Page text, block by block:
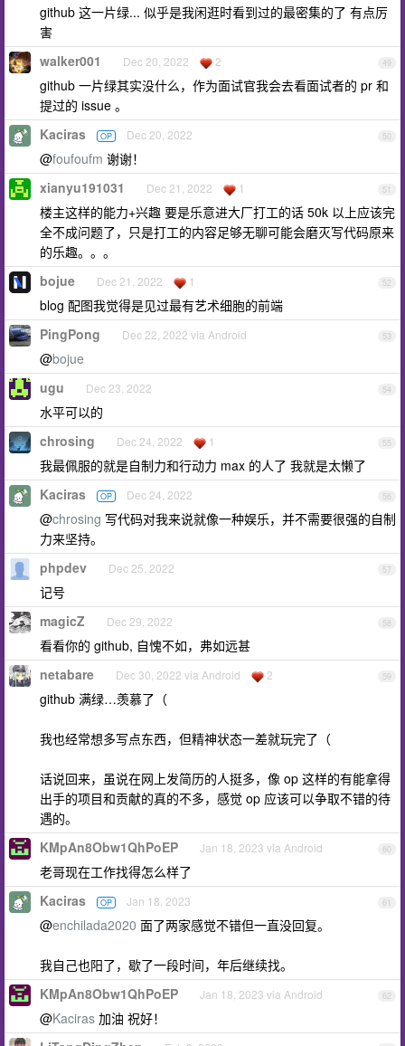
github 这一片绿... 似乎是我闲逛时看到过的最密集的了 有点厉
害
49
walker001 Dec 20, 2022 2
github 一片绿其实没什么，作为面试官我会去看面试者的 pr 和
提过的 issue 。
50
Kaciras OP Dec 20, 2022
@foufoufm 谢谢！
51
xianyu191031 Dec 21, 2022 1
楼主这样的能力+兴趣 要是乐意进大厂打工的话 50k 以上应该完
全不成问题了，只是打工的内容足够无聊可能会磨灭写代码原来
的乐趣。。。
52
bojue Dec 21, 2022 1
blog 配图我觉得是见过最有艺术细胞的前端
53
PingPong Dec 22, 2022 via Android
@bojue
54
ugu Dec 23, 2022
水平可以的
55
chrosing Dec 24, 2022 1
我最佩服的就是自制力和行动力 max 的人了 我就是太懒了
56
Kaciras OP Dec 24, 2022
@chrosing 写代码对我来说就像一种娱乐，并不需要很强的自制
力来坚持。
57
phpdev Dec 25, 2022
记号
58
magicZ Dec 29, 2022
看看你的 github, 自愧不如，弗如远甚
59
netabare Dec 30, 2022 via Android 2
github 满绿…羡慕了（
我也经常想多写点东西，但精神状态一差就玩完了（
话说回来，虽说在网上发简历的人挺多，像 op 这样的有能拿得
出手的项目和贡献的真的不多，感觉 op 应该可以争取不错的待
遇的。
60
KMpAn8Obw1QhPoEP Jan 18, 2023 via Android
老哥现在工作找得怎么样了
61
Kaciras OP Jan 18, 2023
@enchilada2020 面了两家感觉不错但一直没回复。
我自己也阳了，歇了一段时间，年后继续找。
62
KMpAn8Obw1QhPoEP Jan 18, 2023 via Android
@Kaciras 加油 祝好！